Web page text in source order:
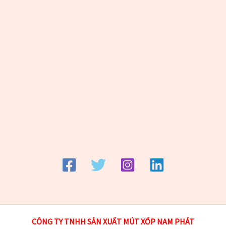
CÔNG TY TNHH SẢN XUẤT MÚT XỐP NAM PHÁT